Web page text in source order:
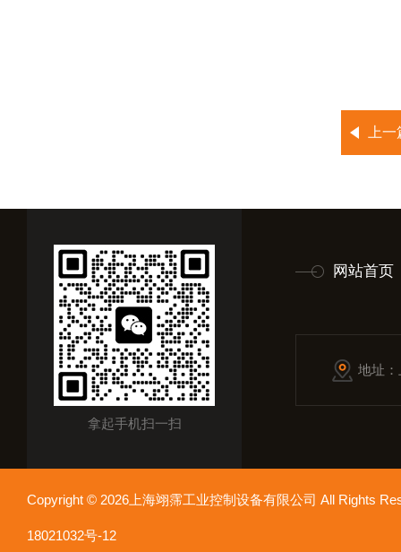
上
拿起手机扫一扫
网站首页
地址
Copyright © 2026上海翊霈工业控制设备有限公司 All Rights
18021032号-12